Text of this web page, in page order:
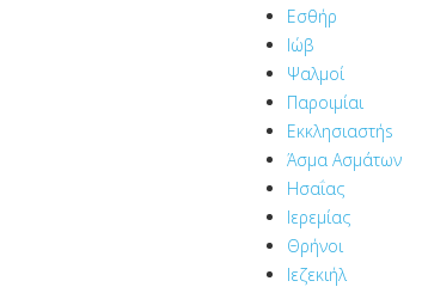
Εσθήρ
Ιώβ
Ψαλμοί
Παροιμίαι
Εκκλησιαστήs
Άσμα Ασμάτων
Ησαΐας
Ιερεμίας
Θρήνοι
Ιεζεκιήλ